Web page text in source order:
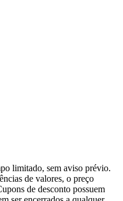
limitado, sem aviso prévio.
de valores, o preço
de desconto possuem